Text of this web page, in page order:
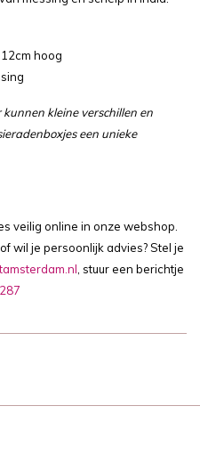
hoog
kleine verschillen en
een unieke
veilig online in onze webshop.
wil je persoonlijk advies? Stel je
, stuur een berichtje